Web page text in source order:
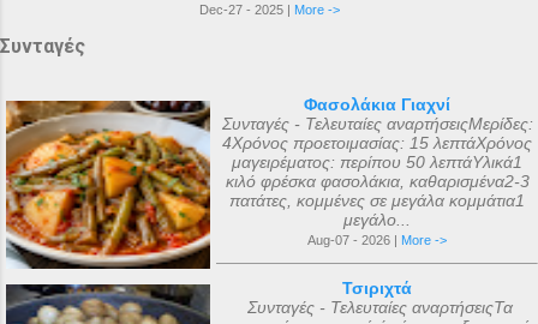
Dec-27 - 2025 | More ->
Συνταγές
Φασολάκια Γιαχνί
Συνταγές - Τελευταίες αναρτήσειςΜερίδες:
4Χρόνος προετοιμασίας: 15 λεπτάΧρόνος
μαγειρέματος: περίπου 50 λεπτάΥλικά1
κιλό φρέσκα φασολάκια, καθαρισμένα2-3
πατάτες, κομμένες σε μεγάλα κομμάτια1
μεγάλο...
Aug-07 - 2026 | More ->
Τσιριχτά
Συνταγές - Τελευταίες αναρτήσειςΤα